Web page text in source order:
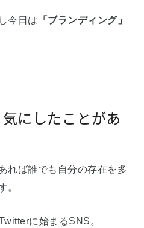
今日は 「ブランディング」
にしたことがあ
れば誰でも自分の存在を多
。
に始まるSNS。